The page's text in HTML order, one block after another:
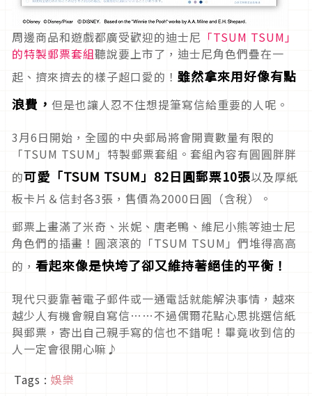
周邊商品和遊戲都廣受歡迎的迪士尼 「TSUM TSUM」
的特製郵票套組聽說要上市了，迪士尼角色們疊在一
起、擠來擠去的樣子超口愛的！ 雖然拿來用好像有點
浪費， 但是也讓人忍不住想提筆寫信給重要的人呢。
3月6日開始，全國的中央郵局將會開賣數量有限的
「TSUM TSUM」特製郵票套組。套組內容有圓圓胖胖
的可愛「TSUM TSUM」82日圓郵票10張以及厚紙
板卡片＆信封各3張，售價為2000日圓（含稅）。
郵票上畫滿了米奇、米妮、唐老鴨、維尼小熊等迪士尼
角色們的插畫！圓滾滾的「TSUM TSUM」們堆得高高
的， 看起來像是快垮了卻又維持著絕佳的平衡！
現代只要靠著電子郵件或一通電話就能解決事情，越來
越少人有機會親自寫信……不過偶爾花點心思挑選信紙
與郵票，寄出自己親手寫的信也不錯呢！畢竟收到信的
人一定會很開心嘛♪
Tags : 娛樂